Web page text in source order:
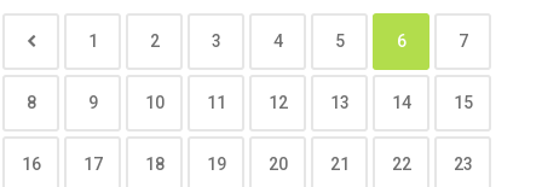
1 2 3 4 5 6 7
8 9 10 11 12 13 14 15
16 17 18 19 20 21 22 23